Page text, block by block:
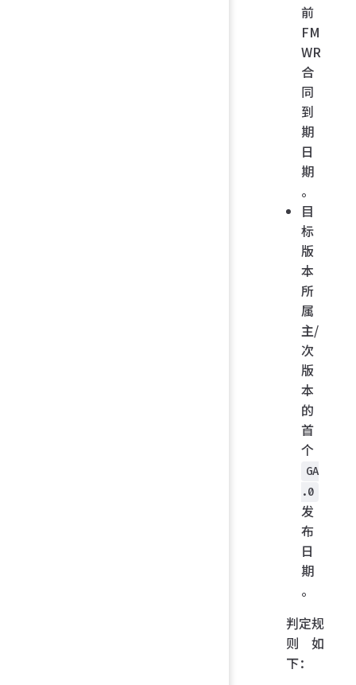
前
FM
WR
合
同
到
期
日
期
。
目
标
版
本
所
属
主/
次
版
本
的
首
个
GA
.0
发
布
日
期
。
判定规
则如
下：